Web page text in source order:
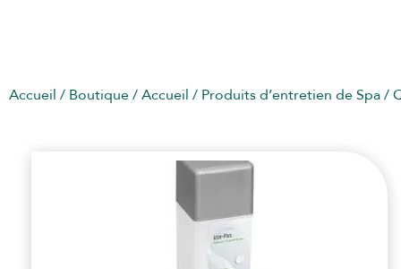
Accueil / Boutique/Accueil / Produits d’entretien de Spa/